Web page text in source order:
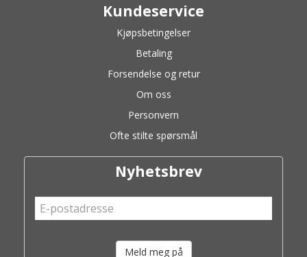
Kundeservice
Kjøpsbetingelser
Betaling
Forsendelse og retur
Om oss
Personvern
Ofte stilte spørsmål
Nyhetsbrev
Meld meg på